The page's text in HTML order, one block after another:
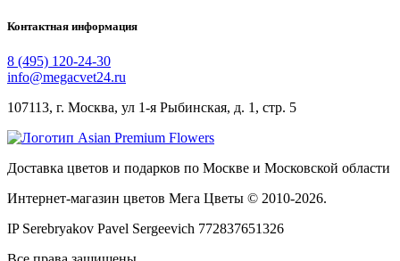
Контактная информация
8 (495) 120-24-30
info@megacvet24.ru
107113, г. Москва, ул 1-я Рыбинская, д. 1, стр. 5
Доставка цветов и подарков по Москве и Московской области
Интернет-магазин цветов Мега Цветы © 2010-2026.
IP Serebryakov Pavel Sergeevich 772837651326